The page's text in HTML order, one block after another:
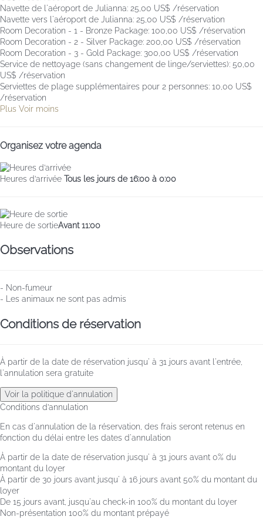
Navette de l'aéroport de Julianna: 25,00 US$ /réservation
Navette vers l'aéroport de Julianna: 25,00 US$ /réservation
Room Decoration - 1 - Bronze Package: 100,00 US$ /réservation
Room Decoration - 2 - Silver Package: 200,00 US$ /réservation
Room Decoration - 3 - Gold Package: 300,00 US$ /réservation
Service de nettoyage (sans changement de linge/serviettes): 50,00
US$ /réservation
Serviettes de plage supplémentaires pour 2 personnes: 10,00 US$
/réservation
Plus Voir moins
Organisez votre agenda
Heures d’arrivée Tous les jours de 16:00 à 0:00
Heure de sortieAvant 11:00
Observations
- Non-fumeur
- Les animaux ne sont pas admis
Conditions de réservation
À partir de la date de réservation jusqu' à 31 jours avant l'entrée,
l'annulation sera gratuite
Voir la politique d'annulation
Conditions d’annulation
En cas d'annulation de la réservation, des frais seront retenus en
fonction du délai entre les dates d'annulation
À partir de la date de réservation jusqu' à 31 jours avant 0% du
montant du loyer
À partir de 30 jours avant jusqu' à 16 jours avant 50% du montant du
loyer
De 15 jours avant, jusqu'au check-in 100% du montant du loyer
Non-présentation 100% du montant prépayé